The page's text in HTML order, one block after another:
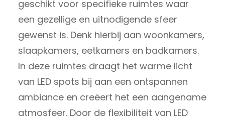
geschikt voor specifieke ruimtes waar
een gezellige en uitnodigende sfeer
gewenst is. Denk hierbij aan woonkamers,
slaapkamers, eetkamers en badkamers.
In deze ruimtes draagt het warme licht
van LED spots bij aan een ontspannen
ambiance en creëert het een aangename
atmosfeer. Door de flexibiliteit van LED